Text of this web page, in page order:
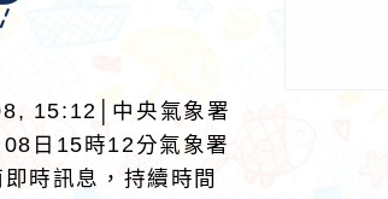
15:12│中央氣象署
日15時12分氣象署
時訊息，持續時間